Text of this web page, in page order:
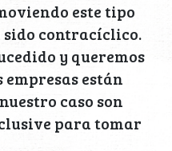
este tipo
sido contracíclico.
y queremos
están
caso son
para tomar